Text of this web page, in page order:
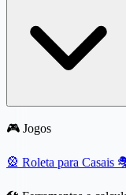
🎮 Jogos
🎡 Roleta para Casais